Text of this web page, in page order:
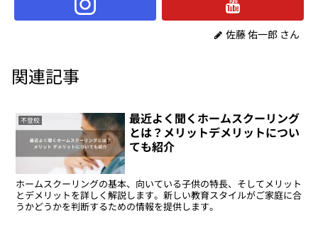
佐藤 佑一郎 さん
関連記事
不登校
最近よく聞くホームスクーリング
とは？メリットデメリットについ
ても紹介
ホームスクーリングの基本、向いている子供の特長、そしてメリット
とデメリットを詳しく解説します。新しい教育スタイルがご家庭に合
うかどうかを判断するための情報を提供します。